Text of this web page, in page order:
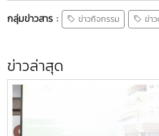
กลุ่มข่าวสาร : ข่าวกิจกรรม ข่า
ข่าวล่าสุด